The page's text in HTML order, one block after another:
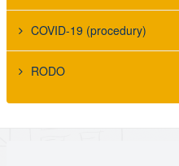
COVID-19 (procedury)
RODO